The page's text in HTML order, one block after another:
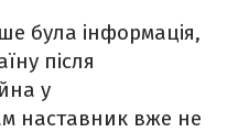
була інформація,
після
у
наставник вже не